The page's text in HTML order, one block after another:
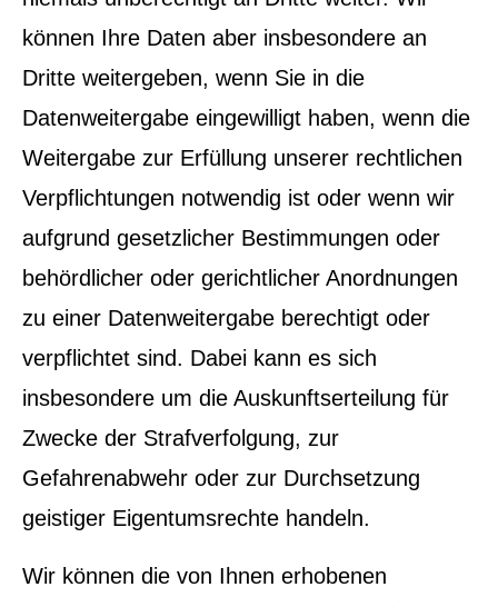
können Ihre Daten aber insbesondere an
Dritte weitergeben, wenn Sie in die
Datenweitergabe eingewilligt haben, wenn die
Weitergabe zur Erfüllung unserer rechtlichen
Verpflichtungen notwendig ist oder wenn wir
aufgrund gesetzlicher Bestimmungen oder
behördlicher oder gerichtlicher Anordnungen
zu einer Datenweitergabe berechtigt oder
verpflichtet sind. Dabei kann es sich
insbesondere um die Auskunftserteilung für
Zwecke der Strafverfolgung, zur
Gefahrenabwehr oder zur Durchsetzung
geistiger Eigentumsrechte handeln.
Wir können die von Ihnen erhobenen